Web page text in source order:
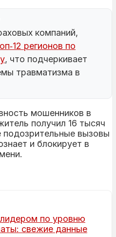
компаний,
регионов по
, что подчеркивает
травматизма в
мошенников в
получил 16 тысяч
подозрительные вызовы
и блокирует в
по уровню
свежие данные